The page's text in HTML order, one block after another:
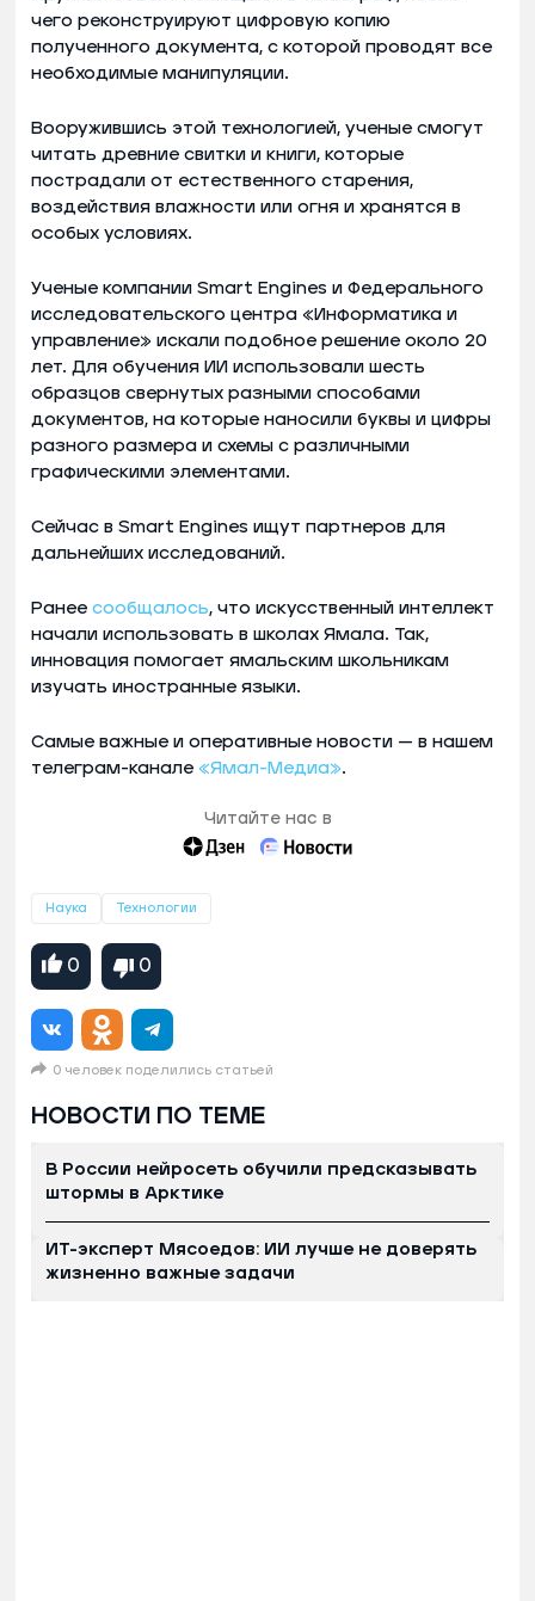
чего реконструируют цифровую копию
полученного документа, с которой проводят все
необходимые манипуляции.
Вооружившись этой технологией, ученые смогут
читать древние свитки и книги, которые
пострадали от естественного старения,
воздействия влажности или огня и хранятся в
особых условиях.
Ученые компании Smart Engines и Федерального
исследовательского центра «Информатика и
управление» искали подобное решение около 20
лет. Для обучения ИИ использовали шесть
образцов свернутых разными способами
документов, на которые наносили буквы и цифры
разного размера и схемы с различными
графическими элементами.
Сейчас в Smart Engines ищут партнеров для
дальнейших исследований.
Ранее сообщалось, что искусственный интеллект
начали использовать в школах Ямала. Так,
инновация помогает ямальским школьникам
изучать иностранные языки.
Самые важные и оперативные новости — в нашем
телеграм-канале «Ямал-Медиа».
Читайте нас в
Наука Технологии
0 0
0 человек поделились статьей
НОВОСТИ ПО ТЕМЕ
В России нейросеть обучили предсказывать
штормы в Арктике
ИТ-эксперт Мясоедов: ИИ лучше не доверять
жизненно важные задачи